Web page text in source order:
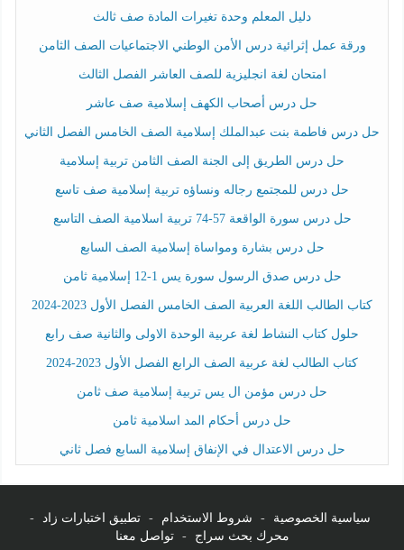
دليل المعلم وحدة تغيرات المادة صف ثالث
ورقة عمل إثرائية درس الأمن الوطني الاجتماعيات الصف الثامن
امتحان لغة انجليزية للصف العاشر الفصل الثالث
حل درس أصحاب الكهف إسلامية صف عاشر
حل درس فاطمة بنت عبدالملك إسلامية الصف الخامس الفصل الثاني
حل درس الطريق إلى الجنة الصف الثامن تربية إسلامية
حل درس للمجتمع رجاله ونساؤه تربية إسلامية صف تاسع
حل درس سورة الواقعة 57-74 تربية اسلامية الصف التاسع
حل درس بشارة ومواساة إسلامية الصف السابع
حل درس صدق الرسول سورة يس 1-12 إسلامية ثامن
كتاب الطالب اللغة العربية الصف الخامس الفصل الأول 2023-2024
حلول كتاب النشاط لغة عربية الوحدة الاولى والثانية صف رابع
كتاب الطالب لغة عربية الصف الرابع الفصل الأول 2023-2024
حل درس مؤمن ال يس تربية إسلامية صف ثامن
حل درس أحكام المد اسلامية ثامن
حل درس الاعتدال في الإنفاق إسلامية السابع فصل ثاني
سياسية الخصوصية - شروط الاستخدام - تطبيق اختبارات زاد
-
محرك بحث سراج
- تواصل معنا